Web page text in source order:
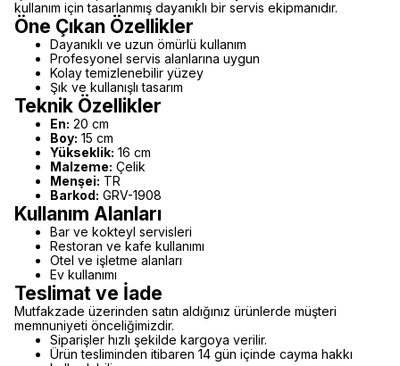
kullanım için tasarlanmış dayanıklı bir servis ekipmanıdır.
Öne Çıkan Özellikler
Dayanıklı ve uzun ömürlü kullanım
Profesyonel servis alanlarına uygun
Kolay temizlenebilir yüzey
Şık ve kullanışlı tasarım
Teknik Özellikler
En: 20 cm
Boy: 15 cm
Yükseklik: 16 cm
Malzeme: Çelik
Menşei: TR
Barkod: GRV-1908
Kullanım Alanları
Bar ve kokteyl servisleri
Restoran ve kafe kullanımı
Otel ve işletme alanları
Ev kullanımı
Teslimat ve İade
Mutfakzade üzerinden satın aldığınız ürünlerde müşteri
memnuniyeti önceliğimizdir.
Siparişler hızlı şekilde kargoya verilir.
Ürün tesliminden itibaren 14 gün içinde cayma hakkı